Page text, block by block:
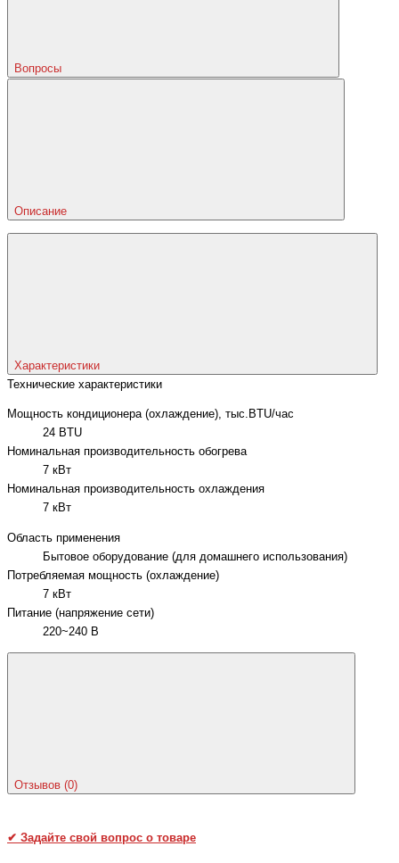
Вопросы
Описание
Характеристики
Технические характеристики
Мощность кондиционера (охлаждение), тыс.BTU/час
24 BTU
Номинальная производительность обогрева
7 кВт
Номинальная производительность охлаждения
7 кВт
Область применения
Бытовое оборудование (для домашнего использования)
Потребляемая мощность (охлаждение)
7 кВт
Питание (напряжение сети)
220~240 В
Отзывов (0)
✔ Задайте свой вопрос о товаре